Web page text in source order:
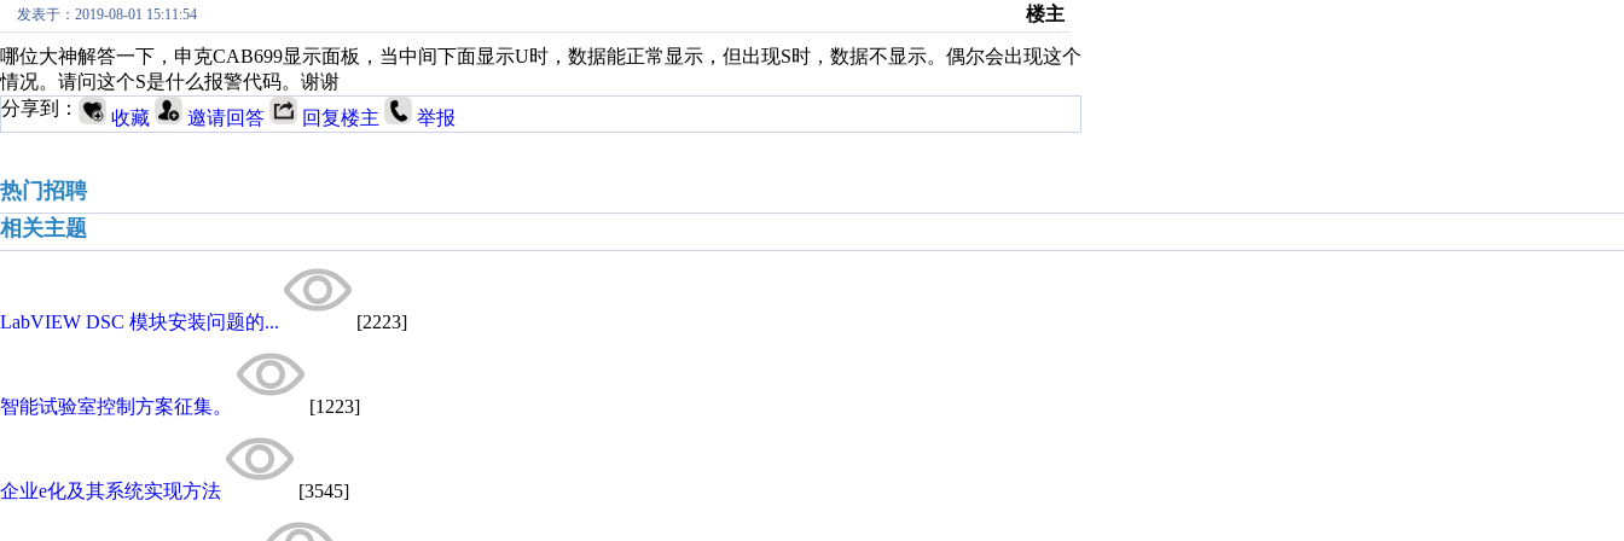
发表于：2019-08-01 15:11:54 楼主
哪位大神解答一下，申克CAB699显示面板，当中间下面显示U时，数据能正常显示，但出现S时，数据不显示。偶尔会出现这个
情况。请问这个S是什么报警代码。谢谢
分享到：
收藏 邀请回答 回复楼主 举报
热门招聘
相关主题
LabVIEW DSC 模块安装问题的... [2223]
智能试验室控制方案征集。 [1223]
企业e化及其系统实现方法 [3545]